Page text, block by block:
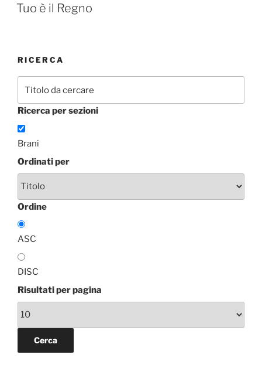
Tuo è il Regno
RICERCA
Ricerca per sezioni
Brani
Ordinati per
Ordine
ASC
DISC
Risultati per pagina